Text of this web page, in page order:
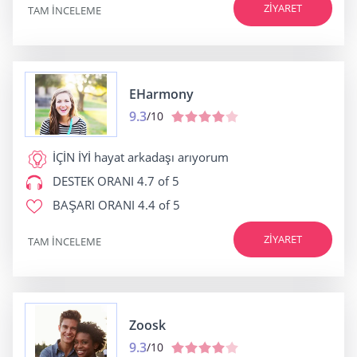
ZIYARET
TAM INCELEME
EHarmony
9.3/10
İÇİN İYİ hayat arkadaşı arıyorum
DESTEK ORANI 4.7 of 5
BAŞARI ORANI 4.4 of 5
ZIYARET
TAM INCELEME
Zoosk
9.3/10